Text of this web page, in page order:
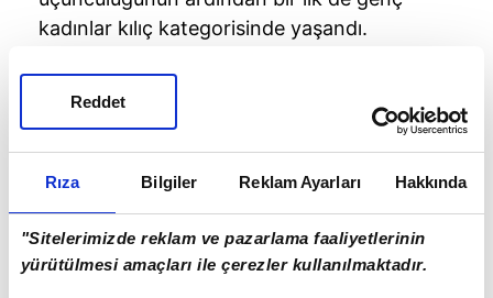
Rıza Bilgiler Reklam Ayarları Hakkında
"Sitelerimizde reklam ve pazarlama faaliyetlerinin
yürütülmesi amaçları ile çerezler kullanılmaktadır.
Reddet
kadınlar kılıç kategorisinde yaşandı.
eskrimci, elde ettiği bu başarıyla 95 yıllık
Türkiye eskrim tarihinde, genç kadınlar kılıç
kategorisinde Türkiye'yi ilk kez kürsüye